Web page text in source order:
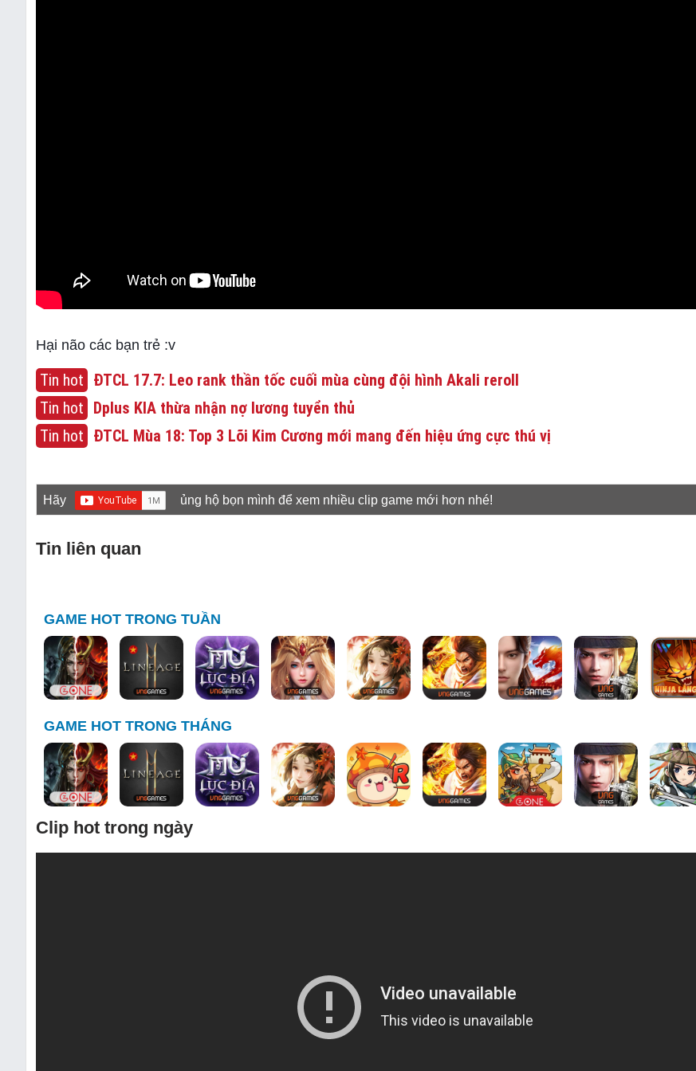
Hại não các bạn trẻ :v
Tin hot ĐTCL 17.7: Leo rank thần tốc cuối mùa cùng đội hình Akali reroll
Tin hot Dplus KIA thừa nhận nợ lương tuyển thủ
Tin hot ĐTCL Mùa 18: Top 3 Lõi Kim Cương mới mang đến hiệu ứng cực thú vị
Hãy ủng hộ bọn mình để xem nhiều clip game mới hơn nhé!
Tin liên quan
GAME HOT TRONG TUẦN
GAME HOT TRONG THÁNG
Clip hot trong ngày